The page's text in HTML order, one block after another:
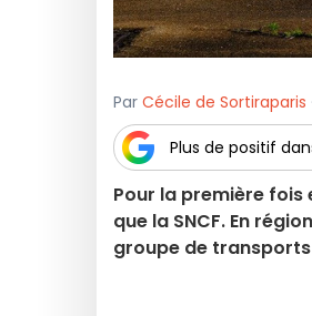
Par Cécile de Sortiraparis
Plus de positif
Pour la première fois
que la SNCF. En
groupe de